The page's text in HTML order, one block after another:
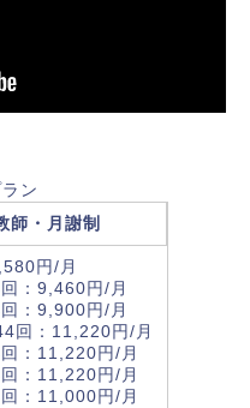
ン
師・月謝制
円/月
：9,460円/月
：9,900円/月
回：11,220円/月
：11,220円/月
：11,220円/月
：11,000円/月